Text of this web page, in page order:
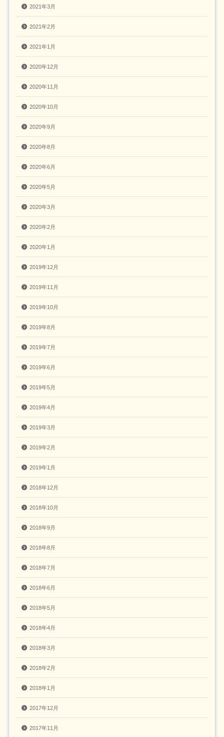
2021年3月
2021年2月
2021年1月
2020年12月
2020年11月
2020年10月
2020年9月
2020年8月
2020年6月
2020年5月
2020年3月
2020年2月
2020年1月
2019年12月
2019年11月
2019年10月
2019年8月
2019年7月
2019年6月
2019年5月
2019年4月
2019年3月
2019年2月
2019年1月
2018年12月
2018年10月
2018年9月
2018年8月
2018年7月
2018年6月
2018年5月
2018年4月
2018年3月
2018年2月
2018年1月
2017年12月
2017年11月